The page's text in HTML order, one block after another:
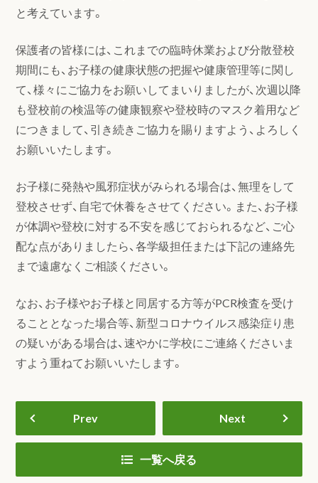
と考えています。
保護者の皆様には、これまでの臨時休業および分散登校
期間にも、お子様の健康状態の把握や健康管理等に関し
て、様々にご協力をお願いしてまいりましたが、次週以降
も登校前の検温等の健康観察や登校時のマスク着用など
につきまして、引き続きご協力を賜りますよう、よろしく
お願いいたします。
お子様に発熱や風邪症状がみられる場合は、無理をして
登校させず、自宅で休養をさせてください。また、お子様
が体調や登校に対する不安を感じておられるなど、ご心
配な点がありましたら、各学級担任または下記の連絡先
まで遠慮なくご相談ください。
なお、お子様やお子様と同居する方等がPCR検査を受け
ることとなった場合等、新型コロナウイルス感染症り患
の疑いがある場合は、速やかに学校にご連絡くださいま
すよう重ねてお願いいたします。
Prev Next
一覧へ戻る